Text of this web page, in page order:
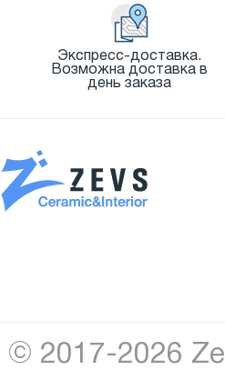
Экспресс-доставка.
Возможна доставка в
день заказа
© 2017-2026